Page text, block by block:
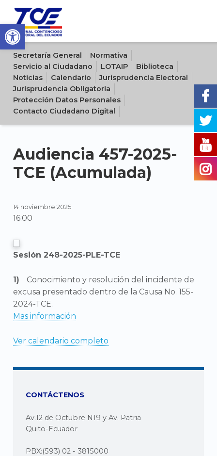
Open toolbar
Sitio oficial del Tribunal Contencioso Electoral del Ecuador
Secretaría General
Normativa
Servicio al Ciudadano
LOTAIP
Biblioteca
Noticias
Calendario
Jurisprudencia Electoral
Jurisprudencia Obligatoria
Protección Datos Personales
Contacto Ciudadano Digital
Audiencia 457-2025-
TCE (Acumulada)
14 noviembre 2025
16:00
Sesión 248-2025-PLE-TCE
Conocimiento y resolución del incidente de
excusa presentado dentro de la Causa No. 155-
2024-TCE.
Mas información
Ver calendario completo
CONTÁCTENOS
Av.12 de Octubre N19 y Av. Patria
Quito-Ecuador
PBX:(593) 02 - 3815000